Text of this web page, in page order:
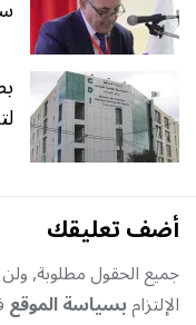
أضف تعليقك
جميع الحقول مطلوبة,
الإلتزامبسياسة الموقع